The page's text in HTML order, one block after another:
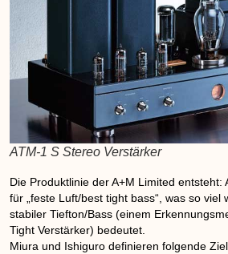
ATM-1 S Stereo Verstärker
Die Produktlinie der A+M Limited entsteht:
für „feste Luft/best tight bass“, was so viel
stabiler Tiefton/Bass (einem
Tight Verstärker) bedeutet.
Miura und Ishiguro definieren folgende